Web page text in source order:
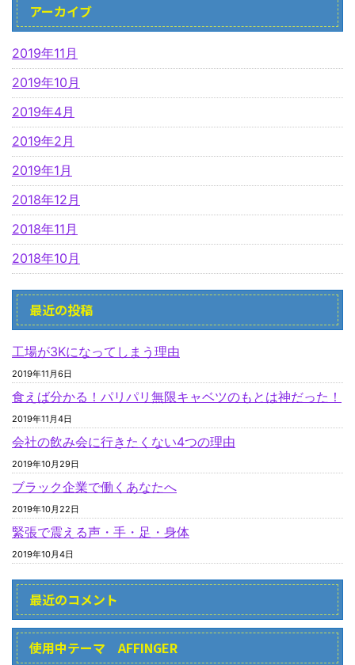
アーカイブ
2019年11月
2019年10月
2019年4月
2019年2月
2019年1月
2018年12月
2018年11月
2018年10月
最近の投稿
工場が3Kになってしまう理由
2019年11月6日
食えば分かる！パリパリ無限キャベツのもとは神だった！
2019年11月4日
会社の飲み会に行きたくない4つの理由
2019年10月29日
ブラック企業で働くあなたへ
2019年10月22日
緊張で震える声・手・足・身体
2019年10月4日
最近のコメント
使用中テーマ AFFINGER